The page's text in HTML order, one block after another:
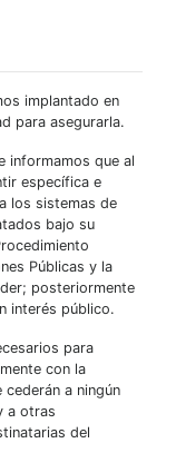
implantado en
para asegurarla.
informamos que al
específica e
los sistemas de
bajo su
Públicas y la
posteriormente
interés público.
para
con la
a ningún
a otras
del